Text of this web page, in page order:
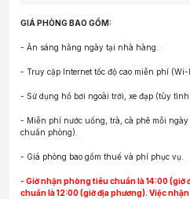
GIÁ PHÒNG BAO GỒM:
- Ăn sáng hằng ngày tại nhà hàng.
- Truy cập Internet tốc độ cao miễn phí (Wi-
- Sử dụng hồ bơi ngoài trời, xe đạp (tùy tình
- Miễn phí nước uống, trà, cà phê mỗi ngày
chuẩn phòng).
- Giá phòng bao gồm thuế và phí phục vụ.
- Giờ nhận phòng tiêu chuẩn là 14:00 (giờ
chuẩn là 12:00 (giờ địa phương). Việc